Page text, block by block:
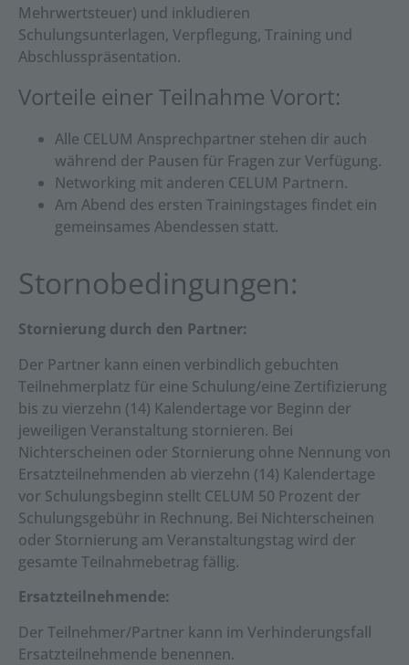
Mehrwertsteuer) und inkludieren
Schulungsunterlagen, Verpflegung, Training und
Abschlusspräsentation.
Vorteile einer Teilnahme Vorort:
Alle CELUM Ansprechpartner stehen dir auch
während der Pausen für Fragen zur Verfügung.
Networking mit anderen CELUM Partnern.
Am Abend des ersten Trainingstages findet ein
gemeinsames Abendessen statt.
Stornobedingungen:
Stornierung durch den Partner:
Der Partner kann einen verbindlich gebuchten
Teilnehmerplatz für eine Schulung/eine Zertifizierung
bis zu vierzehn (14) Kalendertage vor Beginn der
jeweiligen Veranstaltung stornieren. Bei
Nichterscheinen oder Stornierung ohne Nennung von
Ersatzteilnehmenden ab vierzehn (14) Kalendertage
vor Schulungsbeginn stellt CELUM 50 Prozent der
Schulungsgebühr in Rechnung. Bei Nichterscheinen
oder Stornierung am Veranstaltungstag wird der
gesamte Teilnahmebetrag fällig.
Ersatzteilnehmende:
Der Teilnehmer/Partner kann im Verhinderungsfall
Ersatzteilnehmende benennen.